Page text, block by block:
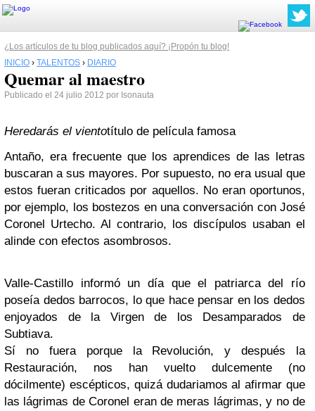
¿Los artículos de tu blog publicados aquí? ¡Propón tu blog!
INICIO › TALENTOS › DIARIO
Quemar al maestro
Publicado el 24 julio 2012 por Isonauta
Heredarás el vientotítulo de película famosa
Antaño, era frecuente que los aprendices de las letras
buscaran a sus mayores. Por supuesto, no era usual que
estos fueran criticados por aquellos. No eran oportunos,
por ejemplo, los bostezos en una conversación con José
Coronel Urtecho. Al contrario, los discípulos usaban el
alinde con efectos asombrosos.
Valle-Castillo informó un día que el patriarca del río
poseía dedos barrocos, lo que hace pensar en los dedos
enjoyados de la Virgen de los Desamparados de
Subtiava.
Sí no fuera porque la Revolución, y después la
Restauración, nos han vuelto dulcemente (no
dócilmente) escépticos, quizá dudariamos al afirmar que
las lágrimas de Coronel eran de meras lágrimas, y no de